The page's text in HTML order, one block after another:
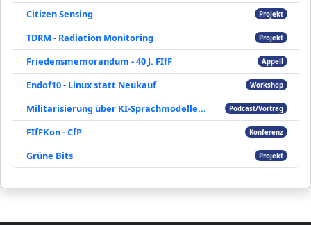
Citizen Sensing Projekt
TDRM - Radiation Monitoring Projekt
Friedensmemorandum - 40 J. FIfF Appell
Endof10 - Linux statt Neukauf Workshop
Militarisierung über KI-Sprachmodelle... Podcast/Vortrag
FIfFKon - CfP Konferenz
Grüne Bits Projekt